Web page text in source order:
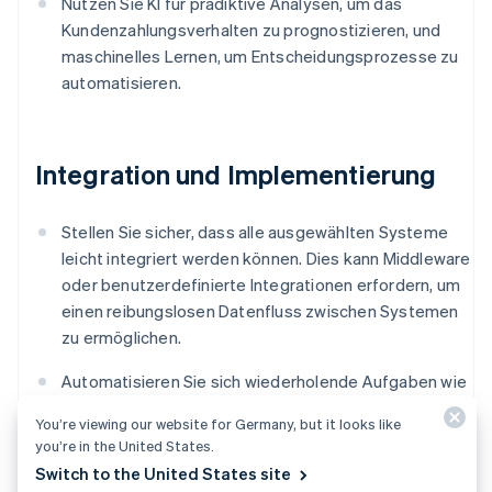
Kundenzahlungsverhalten zu prognostizieren, und
maschinelles Lernen, um Entscheidungsprozesse zu
automatisieren.
Integration und Implementierung
Stellen Sie sicher, dass alle ausgewählten Systeme
leicht integriert werden können. Dies kann Middleware
oder benutzerdefinierte Integrationen erfordern, um
einen reibungslosen Datenfluss zwischen Systemen
zu ermöglichen.
Automatisieren Sie sich wiederholende Aufgaben wie
Rechnungserstellung und Zahlungserinnerungen.
Wenn-Dann-Szenarien zu erstellen, die Aktionen
You’re viewing our website for Germany, but it looks like
you’re in the United States.
Switch to the United States site